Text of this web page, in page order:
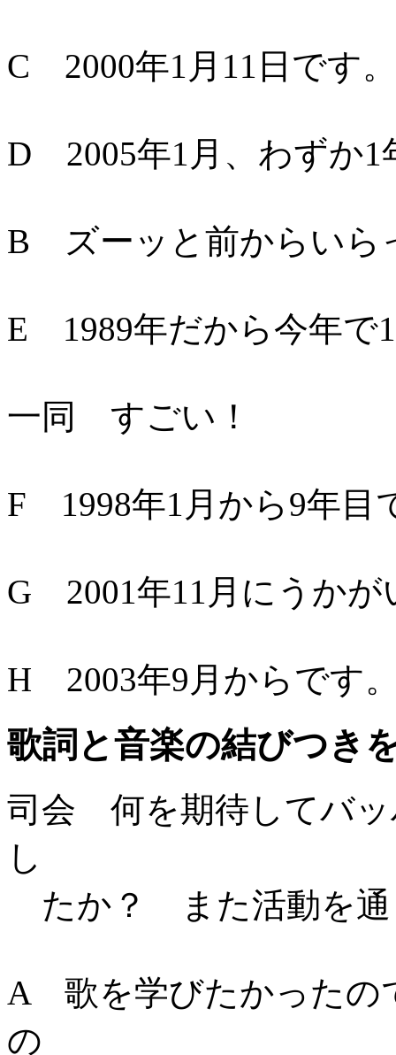
C 2000年1月11日です。
D 2005年1月、わずか1
B ズーッと前からいら
E 1989年だから今年で
一同 すごい！
F 1998年1月から9年目
G 2001年11月にうかが
H 2003年9月からです
歌詞と音楽の結びつき
司会 何を期待してバッ
し
たか？ また活動を通
A 歌を学びたかったの
の